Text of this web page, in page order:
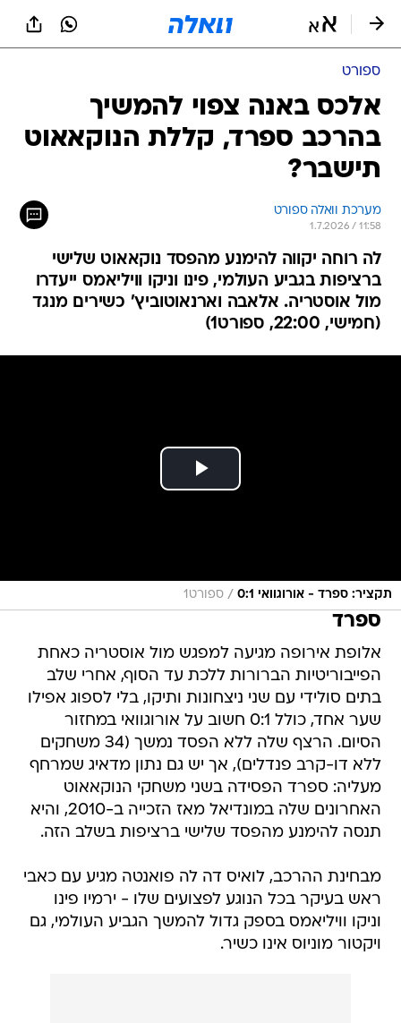
ספורט
אלכס באנה צפוי להמשיך
בהרכב ספרד, קללת הנוקאאוט
תישבר?
מערכת וואלה ספורט
1.7.2026 / 11:58
לה רוחה יקווה להימנע מהפסד נוקאאוט שלישי
ברציפות בגביע העולמי, פינו וניקו וויליאמס ייעדרו
מול אוסטריה. אלאבה וארנאוטוביץ' כשירים מנגד
(חמישי, 22:00, ספורט1)
תקציר: ספרד - אורוגוואי 0:1 / ספורט1
ספרד
אלופת אירופה מגיעה למפגש מול אוסטריה כאחת
הפייבוריטיות הברורות ללכת עד הסוף, אחרי שלב
בתים סולידי עם שני ניצחונות ותיקו, בלי לספוג אפילו
שער אחד, כולל 0:1 חשוב על אורוגוואי במחזור
הסיום. הרצף שלה ללא הפסד נמשך (34 משחקים
ללא דו-קרב פנדלים), אך יש גם נתון מדאיג שמרחף
מעליה: ספרד הפסידה בשני משחקי הנוקאאוט
האחרונים שלה במונדיאל מאז הזכייה ב-2010, והיא
תנסה להימנע מהפסד שלישי ברציפות בשלב הזה.
מבחינת ההרכב, לואיס דה לה פואנטה מגיע עם כאבי
ראש בעיקר בכל הנוגע לפצועים שלו - ירמיו פינו
וניקו וויליאמס בספק גדול להמשך הגביע העולמי, גם
ויקטור מוניוס אינו כשיר.